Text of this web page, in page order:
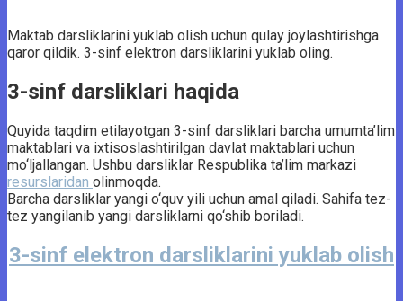
Maktab darsliklarini yuklab olish uchun qulay joylashtirishga
qaror qildik. 3-sinf elektron darsliklarini yuklab oling.
3-sinf darsliklari haqida
Quyida taqdim etilayotgan 3-sinf darsliklari barcha umumta’lim
maktablari va ixtisoslashtirilgan davlat maktablari uchun
mo‘ljallangan. Ushbu darsliklar Respublika ta’lim markazi
resurslaridan olinmoqda.
Barcha darsliklar yangi o‘quv yili uchun amal qiladi. Sahifa tez-
tez yangilanib yangi darsliklarni qo‘shib boriladi.
3-sinf elektron darsliklarini yuklab olish